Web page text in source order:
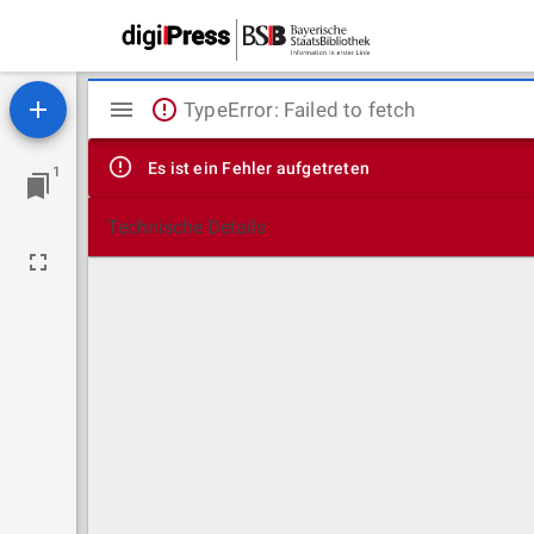
1
Mirador
Viewer
TypeError: Failed to fetch
Es ist ein Fehler aufgetreten
Technische Details